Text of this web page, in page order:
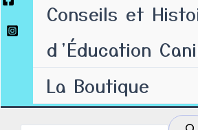
Conseils et
d’Éducation
La Boutique
Rechercher